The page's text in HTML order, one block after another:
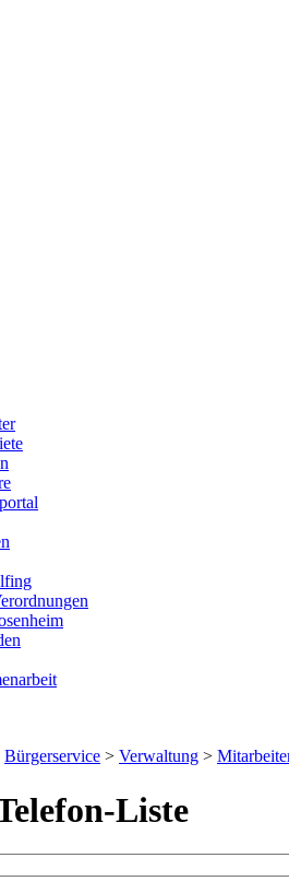
Bürgerservice > Verwaltung >
Liste